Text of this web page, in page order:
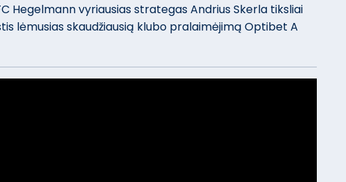
Hegelmann vyriausias strategas Andrius Skerla tiksliai
lėmusias skaudžiausią klubo pralaimėjimą Optibet A